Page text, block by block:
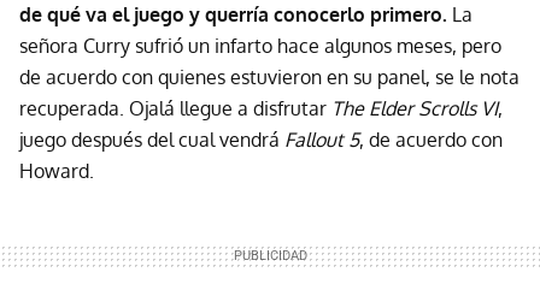
de qué va el juego y querría conocerlo primero. La
señora Curry sufrió un infarto hace algunos meses, pero
de acuerdo con quienes estuvieron en su panel, se le nota
recuperada. Ojalá llegue a disfrutar The Elder Scrolls VI,
juego después del cual vendrá Fallout 5, de acuerdo con
Howard.